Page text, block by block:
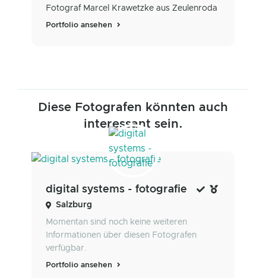
Fotograf Marcel Krawetzke aus Zeulenroda
Portfolio ansehen
Diese Fotografen könnten auch
interessant sein.
digital systems - fotografie
Salzburg
Momentan sind noch keine weiteren
Informationen über diesen Fotografen
verfügbar.
Portfolio ansehen